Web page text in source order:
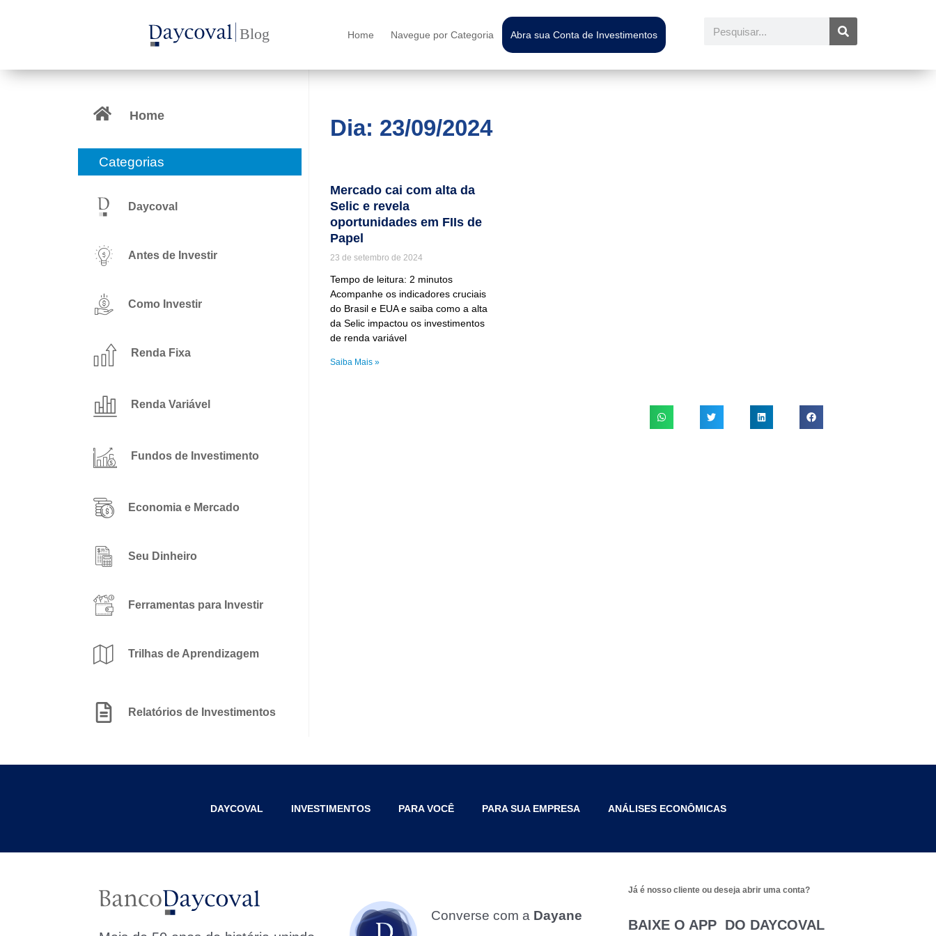
Home Navegue por Categoria Abra sua Conta de Investimentos
Pesquisar
Home
Categorias
Daycoval
Antes de Investir
Como Investir
Renda Fixa
Renda Variável
Fundos de Investimento
Economia e Mercado
Seu Dinheiro
Ferramentas para Investir
Trilhas de Aprendizagem
Relatórios de Investimentos
Dia: 23/09/2024
Mercado cai com alta da
Selic e revela
oportunidades em FIIs de
Papel
23 de setembro de 2024
Tempo de leitura: 2 minutos
Acompanhe os indicadores cruciais
do Brasil e EUA e saiba como a alta
da Selic impactou os investimentos
de renda variável
Saiba Mais »
DAYCOVAL INVESTIMENTOS PARA VOCÊ PARA SUA EMPRESA ANÁLISES ECONÔMICAS
Converse com a Dayane
Já é nosso cliente ou deseja abrir uma conta?
BAIXE O APP DO DAYCOVAL